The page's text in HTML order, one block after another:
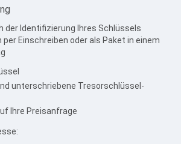
der Identifizierung Ihres Schlüssels
Einschreiben oder als Paket in einem
unterschriebene Tresorschlüssel-
Ihre Preisanfrage